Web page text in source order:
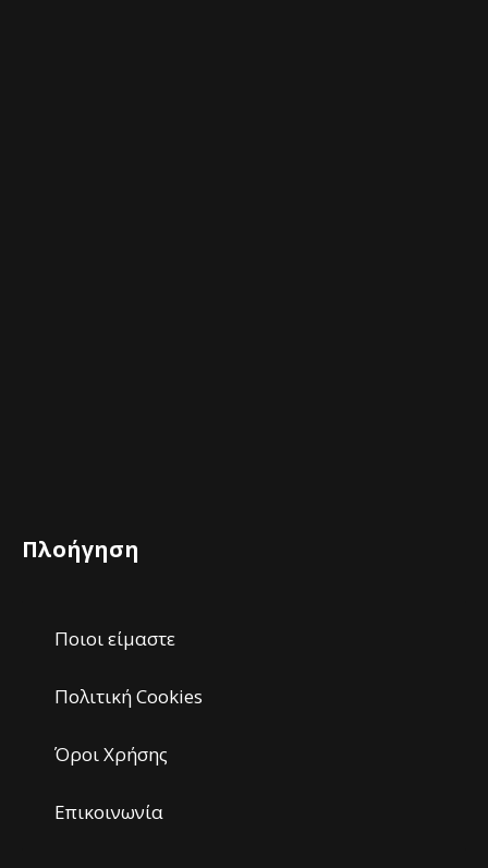
Πλοήγηση
Ποιοι είμαστε
Πολιτική Cookies
Όροι Χρήσης
Επικοινωνία